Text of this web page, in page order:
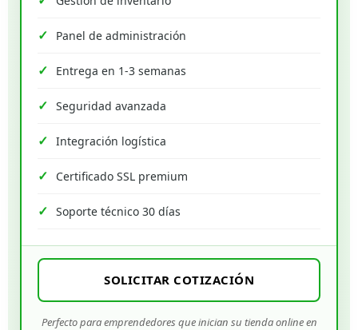
Panel de administración
Entrega en 1-3 semanas
Seguridad avanzada
Integración logística
Certificado SSL premium
Soporte técnico 30 días
SOLICITAR COTIZACIÓN
Perfecto para emprendedores que inician su tienda online en